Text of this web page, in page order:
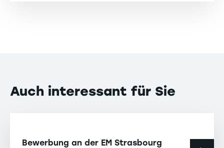
Auch interessant für Sie
Bewerbung an der EM Strasbourg